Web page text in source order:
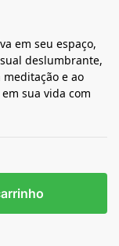
em seu espaço,
deslumbrante,
e ao
sua vida com